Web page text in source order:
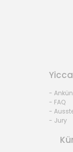
-
- FAQ
-
- Jury